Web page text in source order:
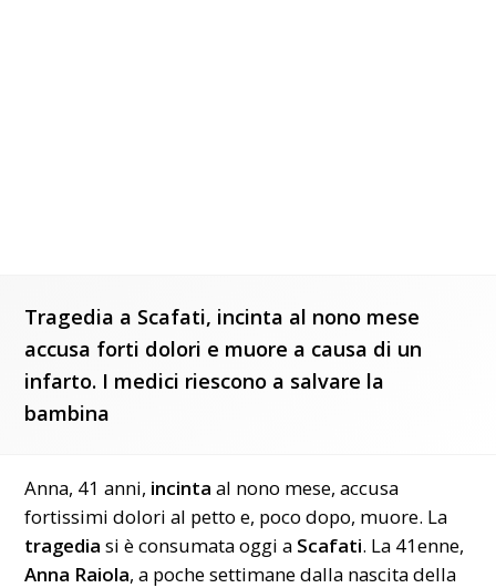
Tragedia a Scafati, incinta al nono mese
accusa forti dolori e muore a causa di un
infarto. I medici riescono a salvare la
bambina
Anna, 41 anni, incinta al nono mese, accusa
fortissimi dolori al petto e, poco dopo, muore. La
tragedia si è consumata oggi a Scafati. La 41enne,
Anna Raiola, a poche settimane dalla nascita della